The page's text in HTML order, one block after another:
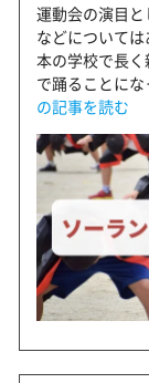
運動会の演目
などについて
本の学校で長
で踊ることに
の記事を読む